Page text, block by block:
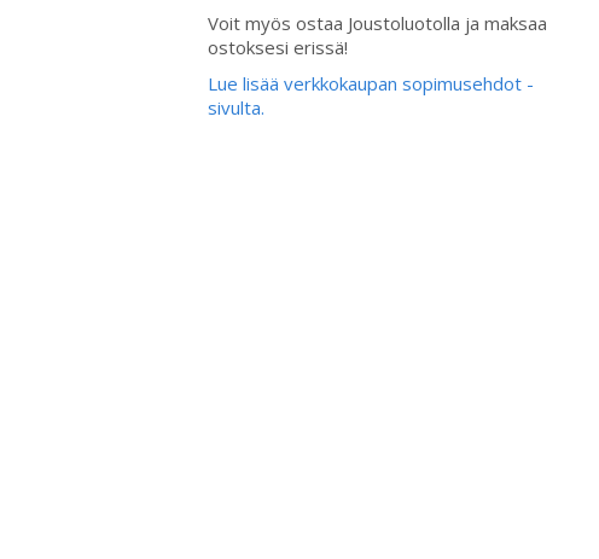
Voit myös ostaa Joustoluotolla ja maksaa
ostoksesi erissä!
Lue lisää verkkokaupan sopimusehdot -
sivulta.